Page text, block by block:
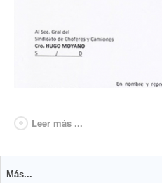
Leer más ...
Más...